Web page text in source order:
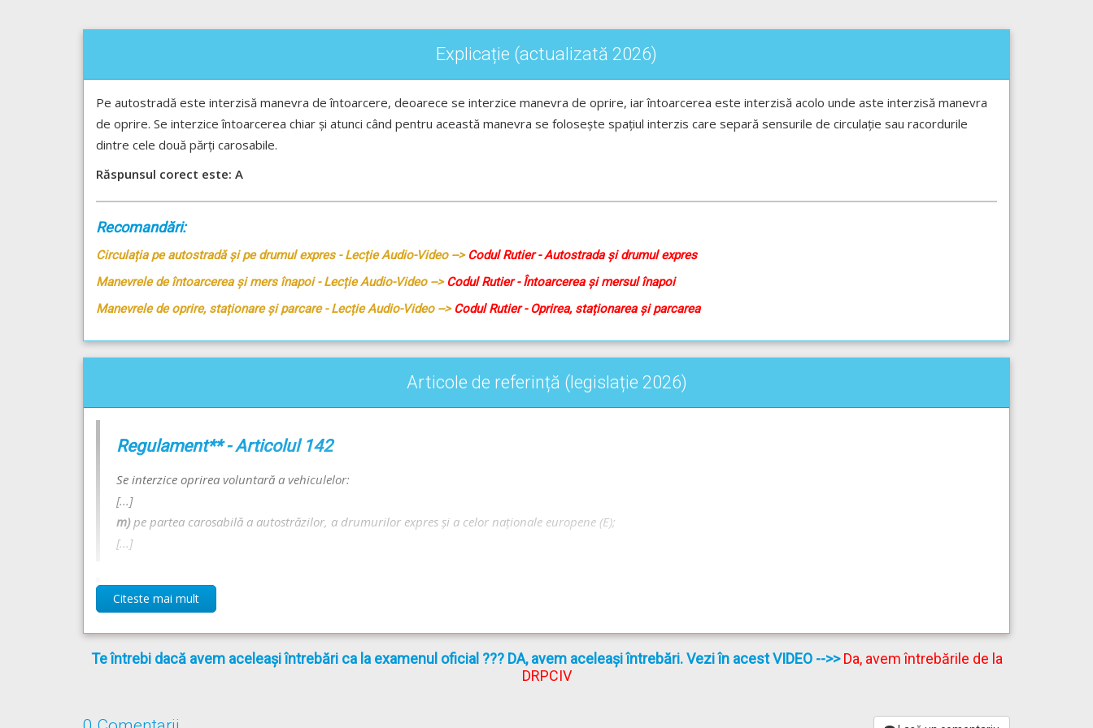
Explicație (actualizată 2026)
Pe autostradă este interzisă manevra de întoarcere, deoarece se interzice manevra de oprire, iar întoarcerea este interzisă acolo unde aste interzisă manevra
de oprire. Se interzice întoarcerea chiar și atunci când pentru această manevra se folosește spațiul interzis care separă sensurile de circulație sau racordurile
dintre cele două părți carosabile.
Răspunsul corect este: A
Recomandări:
Circulația pe autostradă și pe drumul expres - Lecție Audio-Video -->Codul Rutier - Autostrada și drumul expres
Manevrele de întoarcerea și mers înapoi - Lecție Audio-Video -->Codul Rutier - Întoarcerea și mersul înapoi
Manevrele de oprire, staționare și parcare - Lecție Audio-Video -->Codul Rutier - Oprirea, staționarea și parcarea
Articole de referință (legislație 2026)
Regulament** - Articolul 142
Se interzice oprirea voluntară a vehiculelor:
[...]
m)pe partea carosabilă a autostrăzilor, a drumurilor expres și a celor naționale europene (E);
[...]
Regulament** - Articolul 143
Se interzice staționarea voluntară a vehiculelor:
a)în toate cazurile în care este interzisă oprirea voluntară;
Citeste mai mult
Te întrebi dacă avem aceleași întrebări ca la examenul oficial ??? DA, avem aceleași întrebări. Vezi în acest VIDEO -->>Da, avem întrebările de la
DRPCIV